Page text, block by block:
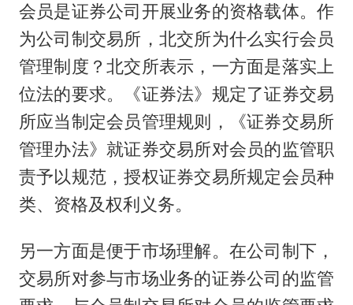
会员是证券公司开展业务的资格载体。作
为公司制交易所，北交所为什么实行会员
管理制度？北交所表示，一方面是落实上
位法的要求。《证券法》规定了证券交易
所应当制定会员管理规则，《证券交易所
管理办法》就证券交易所对会员的监管职
责予以规范，授权证券交易所规定会员种
类、资格及权利义务。
另一方面是便于市场理解。在公司制下，
交易所对参与市场业务的证券公司的监管